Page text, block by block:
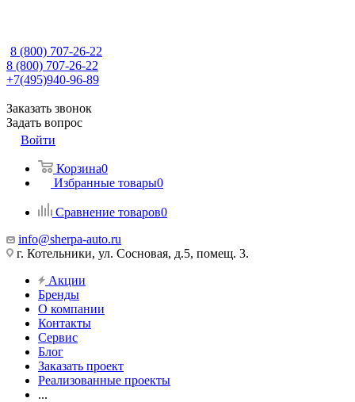
8 (800) 707-26-22
8 (800) 707-26-22
+7(495)940-96-89
Заказать звонок
Задать вопрос
Войти
Корзина0
Избранные товары0
Сравнение товаров0
info@sherpa-auto.ru
г. Котельники, ул. Сосновая, д.5, помещ. 3.
Акции
Бренды
О компании
Контакты
Сервис
Блог
Заказать проект
Реализованные проекты
...